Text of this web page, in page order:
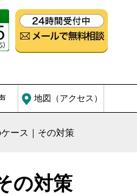
地図（アクセス）
ース｜その対策
の対策